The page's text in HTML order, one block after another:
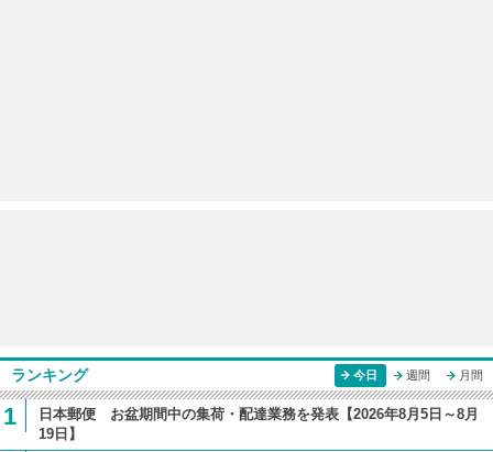
ランキング 今日 週間 月間
1
日本郵便 お盆期間中の集荷・配達業務を発表【2026年8月5日～8月
19日】